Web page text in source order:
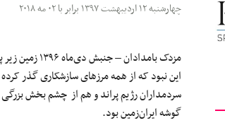
کیهان
لندن
چهارشنبه ۱۲ اردیبهشت ۱۳۹۷ برابر با ۰۲ مه ۲۰۱۸
مزدک
این نبود که از همه مرزهای سازشکاری گذر
سردمداران رژیم پراند و هم از چشم بخش
گوشه ایران‌زمین بود.